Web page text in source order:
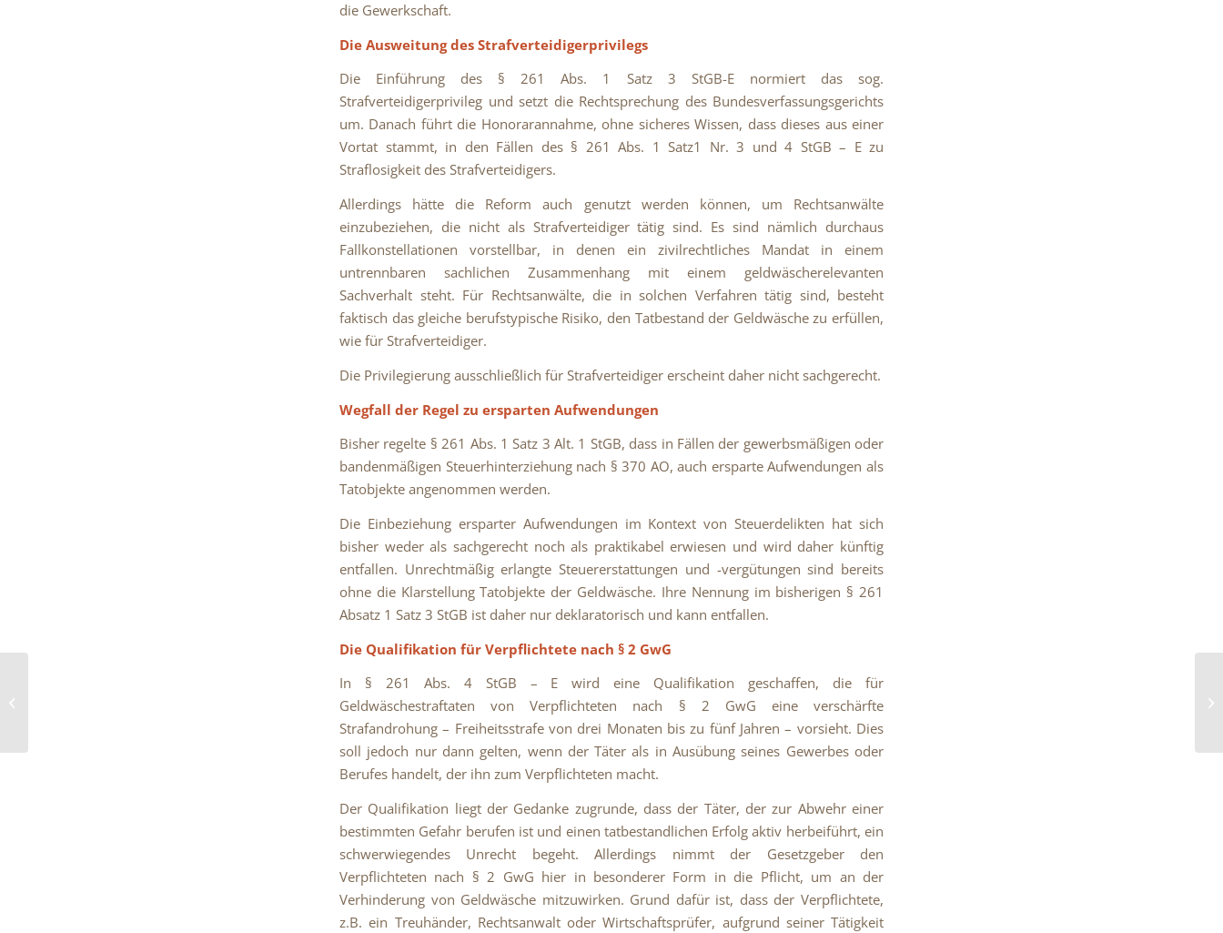
die Gewerkschaft.
Die Ausweitung des Strafverteidigerprivilegs
Die Einführung des § 261 Abs. 1 Satz 3 StGB-E normiert das sog.
Strafverteidigerprivileg und setzt die Rechtsprechung des Bundesverfassungsgerichts
um. Danach führt die Honorarannahme, ohne sicheres Wissen, dass dieses aus einer
Vortat stammt, in den Fällen des § 261 Abs. 1 Satz1 Nr. 3 und 4 StGB – E zu
Straflosigkeit des Strafverteidigers.
Allerdings hätte die Reform auch genutzt werden können, um Rechtsanwälte
einzubeziehen, die nicht als Strafverteidiger tätig sind. Es sind nämlich durchaus
Fallkonstellationen vorstellbar, in denen ein zivilrechtliches Mandat in einem
untrennbaren sachlichen Zusammenhang mit einem geldwäscherelevanten
Sachverhalt steht. Für Rechtsanwälte, die in solchen Verfahren tätig sind, besteht
faktisch das gleiche berufstypische Risiko, den Tatbestand der Geldwäsche zu erfüllen,
wie für Strafverteidiger.
Die Privilegierung ausschließlich für Strafverteidiger erscheint daher nicht sachgerecht.
Wegfall der Regel zu ersparten Aufwendungen
Bisher regelte § 261 Abs. 1 Satz 3 Alt. 1 StGB, dass in Fällen der gewerbsmäßigen oder
bandenmäßigen Steuerhinterziehung nach § 370 AO, auch ersparte Aufwendungen als
Tatobjekte angenommen werden.
Die Einbeziehung ersparter Aufwendungen im Kontext von Steuerdelikten hat sich
bisher weder als sachgerecht noch als praktikabel erwiesen und wird daher künftig
entfallen. Unrechtmäßig erlangte Steuererstattungen und -vergütungen sind bereits
ohne die Klarstellung Tatobjekte der Geldwäsche. Ihre Nennung im bisherigen § 261
Absatz 1 Satz 3 StGB ist daher nur deklaratorisch und kann entfallen.
Die Qualifikation für Verpflichtete nach § 2 GwG
In § 261 Abs. 4 StGB – E wird eine Qualifikation geschaffen, die für
Geldwäschestraftaten von Verpflichteten nach § 2 GwG eine verschärfte
Strafandrohung – Freiheitsstrafe von drei Monaten bis zu fünf Jahren – vorsieht. Dies
soll jedoch nur dann gelten, wenn der Täter als in Ausübung seines Gewerbes oder
Berufes handelt, der ihn zum Verpflichteten macht.
Der Qualifikation liegt der Gedanke zugrunde, dass der Täter, der zur Abwehr einer
bestimmten Gefahr berufen ist und einen tatbestandlichen Erfolg aktiv herbeiführt, ein
schwerwiegendes Unrecht begeht. Allerdings nimmt der Gesetzgeber den
Verpflichteten nach § 2 GwG hier in besonderer Form in die Pflicht, um an der
Verhinderung von Geldwäsche mitzuwirken. Grund dafür ist, dass der Verpflichtete,
z.B. ein Treuhänder, Rechtsanwalt oder Wirtschaftsprüfer, aufgrund seiner Tätigkeit